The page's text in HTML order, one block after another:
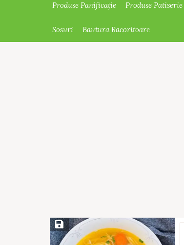
Produse Panificație Produse Patiserie
Sosuri Bautura Racoritoare
Save Recipe